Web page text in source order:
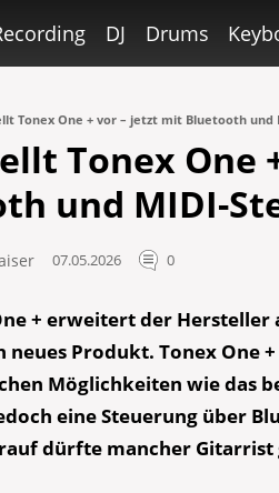
DJ Drums
Tonex One + vor – jetzt mit Bluetooth und
Tonex One
und MIDI-
07.05.2026 0
+ erweitert der Hersteller
neues Produkt. Tonex One
Möglichkeiten wie das
eine Steuerung über
dürfte mancher